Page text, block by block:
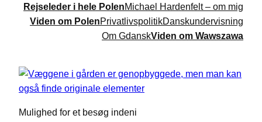
Rejseleder i hele PolenMichael Hardenfelt – om mig
Viden om PolenPrivatlivspolitikDanskundervisning
Om GdanskViden om Wawszawa
Mulighed for et besøg indeni